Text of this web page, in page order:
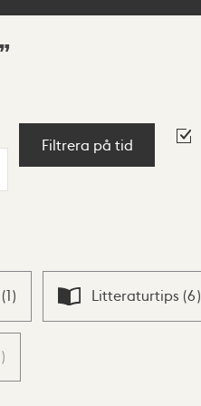
Filtrera på tid
(1) Litteraturtips (6)
)